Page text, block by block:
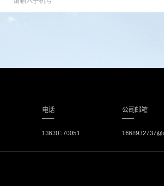
电话
13630170051
公司邮箱